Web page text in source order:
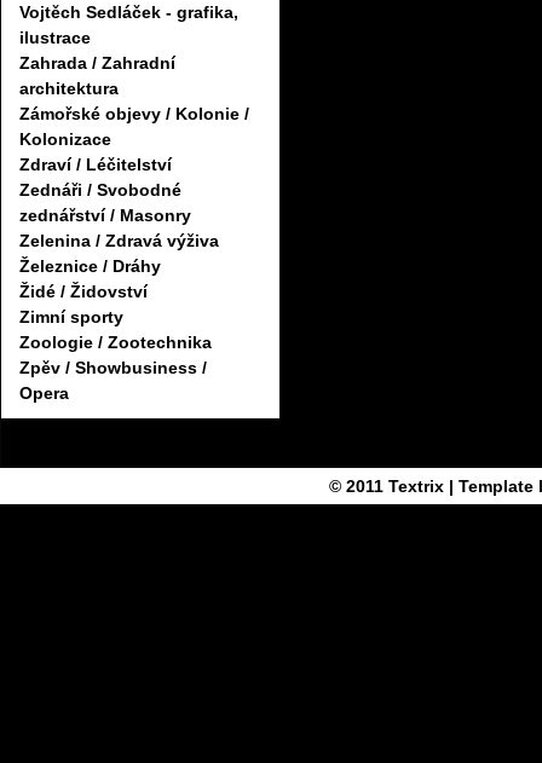
Vojtěch Sedláček - grafika,
ilustrace
Zahrada / Zahradní
architektura
Zámořské objevy / Kolonie /
Kolonizace
Zdraví / Léčitelství
Zednáři / Svobodné
zednářství / Masonry
Zelenina / Zdravá výživa
Železnice / Dráhy
Židé / Židovství
Zimní sporty
Zoologie / Zootechnika
Zpěv / Showbusiness /
Opera
© 2011 Textrix| Template